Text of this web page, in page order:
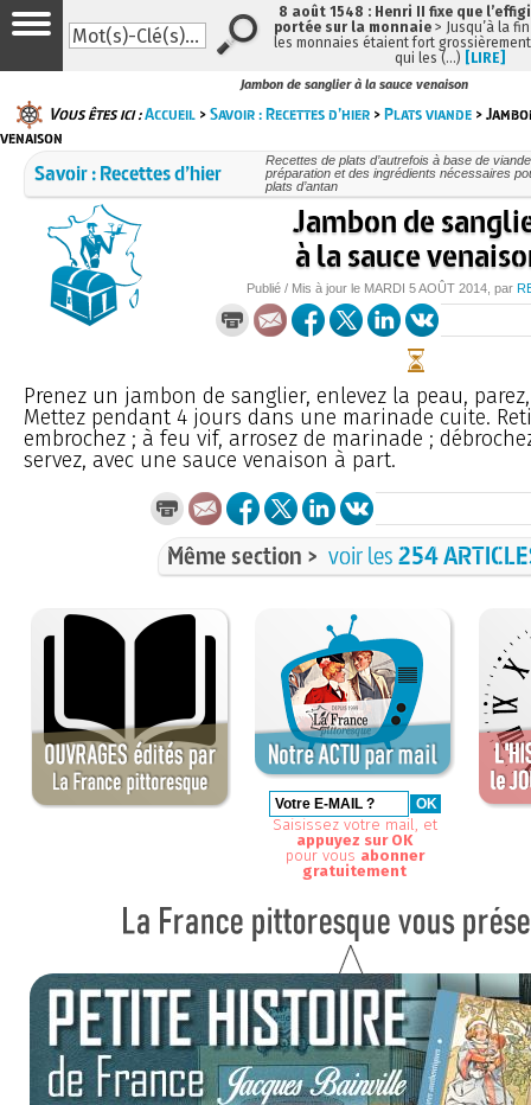
Jambon de sanglier à la sauce venaison
Vous êtes ici :Accueil >Savoir : Recettes d’hier >Plats viande >
venaison
Savoir : Recettes d’hier
Recettes de plats d’autrefois à base de
préparation et des ingrédients nécessaires
plats d’antan
Jambon de
à la sauce
Publié / Mis à jour le MARDI 5 AOÛT 2014 , par
Prenez un jambon de sanglier, enlevez la peau,
Mettez pendant 4 jours dans une marinade cuite.
embrochez ; à feu vif, arrosez de marinade ;
servez, avec une sauce venaison à part.
Même section > voir les254
Saisissez votre mail, et
appuyez sur OK
pour vous abonner
gratuitement
8 août 1548 : Henri II fixe que
portée sur la monnaie > Jusqu’à la
les monnaies étaient fort
qui les (…) [LIRE]